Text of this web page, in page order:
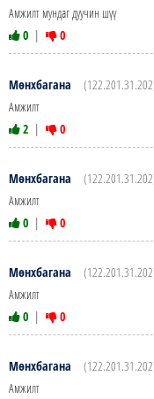
Амжилт мундаг дуучин шүү
0 | 0
Мөнхбагана
Амжилт
2 | 0
Мөнхбагана
Амжилт
0 | 0
Мөнхбагана
Амжилт
0 | 0
Мөнхбагана
Амжилт